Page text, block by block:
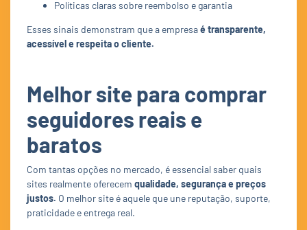
Políticas claras sobre reembolso e garantia
Esses sinais demonstram que a empresaé transparente,
acessível e respeita o cliente.
Melhor site para comprar
seguidores reais e
baratos
Com tantas opções no mercado, é essencial saber quais
sites realmente oferecem qualidade, segurança e preços
justos. O melhor site é aquele que une reputação, suporte,
praticidade e entrega real.